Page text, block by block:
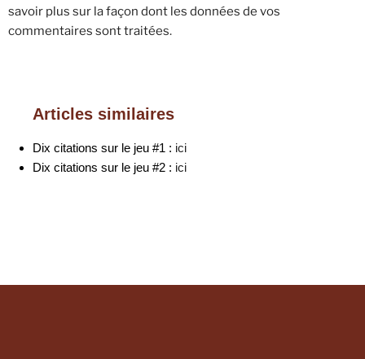
savoir plus sur la façon dont les données de vos
commentaires sont traitées.
Articles similaires
Dix citations sur le jeu #1 : ici
Dix citations sur le jeu #2 : ici